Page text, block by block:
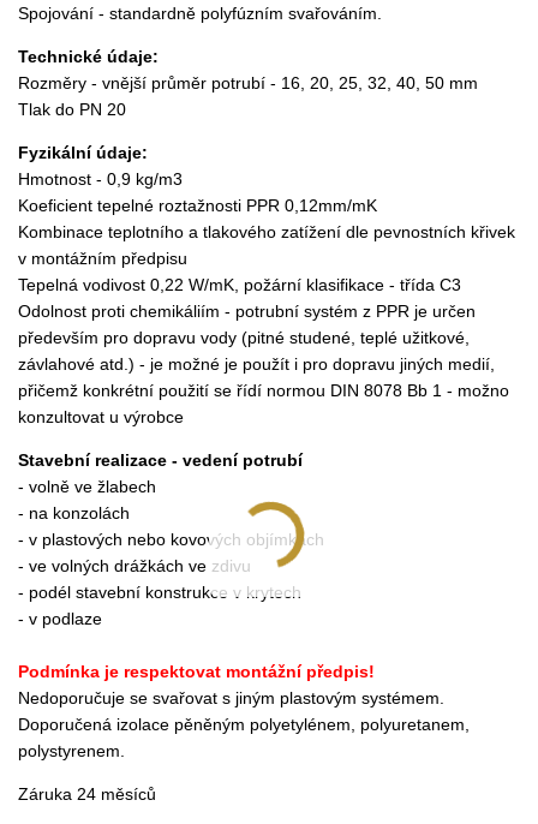
Spojování - standardně polyfúzním svařováním.
Technické údaje:
Rozměry - vnější průměr potrubí - 16, 20, 25, 32, 40, 50 mm
Tlak do PN 20
Fyzikální údaje:
Hmotnost - 0,9 kg/m3
Koeficient tepelné roztažnosti PPR 0,12mm/mK
Kombinace teplotního a tlakového zatížení dle pevnostních křivek
v montážním předpisu
Tepelná vodivost 0,22 W/mK, požární klasifikace - třída C3
Odolnost proti chemikáliím - potrubní systém z PPR je určen
především pro dopravu vody (pitné studené, teplé užitkové,
závlahové atd.) - je možné je použít i pro dopravu jiných medií,
přičemž konkrétní použití se řídí normou DIN 8078 Bb 1 - možno
konzultovat u výrobce
Stavební realizace - vedení potrubí
- volně ve žlabech
- na konzolách
- v plastových nebo kovových objímkách
- ve volných drážkách ve zdivu
- podél stavební konstrukce v krytech
- v podlaze
Podmínka je respektovat montážní předpis!
Nedoporučuje se svařovat s jiným plastovým systémem.
Doporučená izolace pěněným polyetylénem, polyuretanem,
polystyrenem.
Záruka 24 měsíců